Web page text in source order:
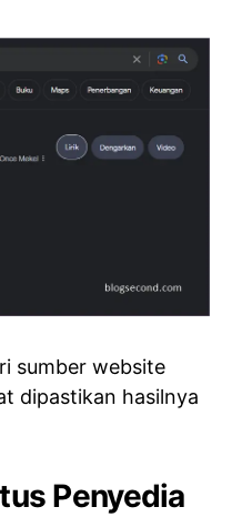
sumber website
dipastikan hasilnya
Penyedia